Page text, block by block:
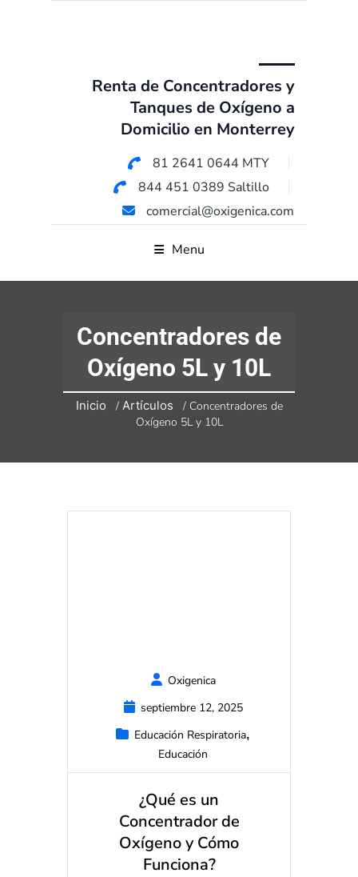
Renta de Concentradores y
Tanques de Oxígeno a
Domicilio en Monterrey
81 2641 0644 MTY
844 451 0389 Saltillo
comercial@oxigenica.com
Menu
Concentradores de
Oxígeno 5L y 10L
Inicio / Artículos / Concentradores de
Oxígeno 5L y 10L
Oxigenica
septiembre 12, 2025
Educación Respiratoria
Educación
¿Qué es un
Concentrador de
Oxígeno y Cómo
Funciona?